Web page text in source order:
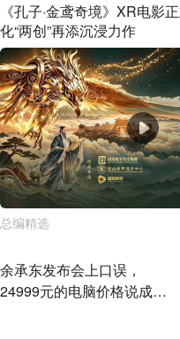
《孔子·金鸢奇境》XR电影
化“两创”再添沉浸力作
总编精选
余承东发布会上口误，
24999元的电脑价格说成